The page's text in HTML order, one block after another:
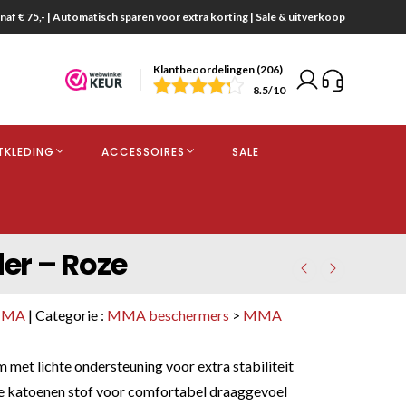
€ 75,- | Automatisch sparen voor extra korting | Sale & uitverkoop
Klantbeoordelingen (206)
8.5/10
ACCESSOIRES SALE
– Roze
| Categorie : MMA beschermers > MMA
met lichte ondersteuning voor extra stabiliteit
katoenen stof voor comfortabel draaggevoel